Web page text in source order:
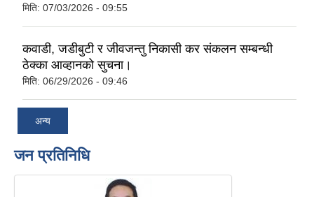
मिति: 07/03/2026 - 09:55
कवाडी, जडीबुटी र जीवजन्तु निकासी कर संकलन सम्बन्धी
ठेक्का आव्हानको सुचना।
मिति: 06/29/2026 - 09:46
अन्य
जन प्रतिनिधि